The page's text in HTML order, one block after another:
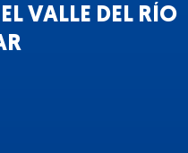
VALLE DEL RÍO